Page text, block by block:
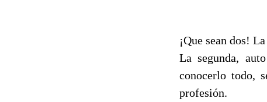
¡Que sean dos!
La segunda,
conocerlo todo,
profesión.